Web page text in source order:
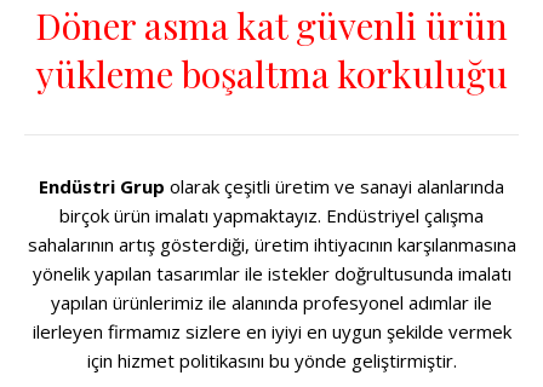
Döner asma kat güvenli ürün
yükleme boşaltma korkuluğu
Endüstri Grup olarak çeşitli üretim ve sanayi alanlarında
birçok ürün imalatı yapmaktayız. Endüstriyel çalışma
sahalarının artış gösterdiği, üretim ihtiyacının karşılanmasına
yönelik yapılan tasarımlar ile istekler doğrultusunda imalatı
yapılan ürünlerimiz ile alanında profesyonel adımlar ile
ilerleyen firmamız sizlere en iyiyi en uygun şekilde vermek
için hizmet politikasını bu yönde geliştirmiştir.